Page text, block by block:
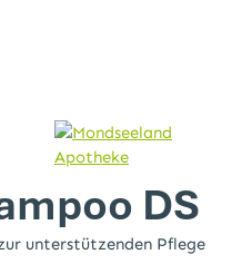
0 von 5 Sternen
DS
unterstützenden Pflege